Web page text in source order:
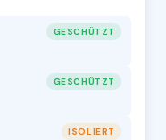
GESCHÜTZT
GESCHÜTZT
ISOLIERT